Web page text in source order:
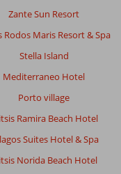
Zante Sun Resort
Rodos Maris Resort & Spa
Stella Island
Mediterraneo Hotel
Porto village
Ramira Beach Hotel
Suites Hotel & Spa
Norida Beach Hotel